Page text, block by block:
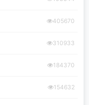
405670
310933
184370
154632